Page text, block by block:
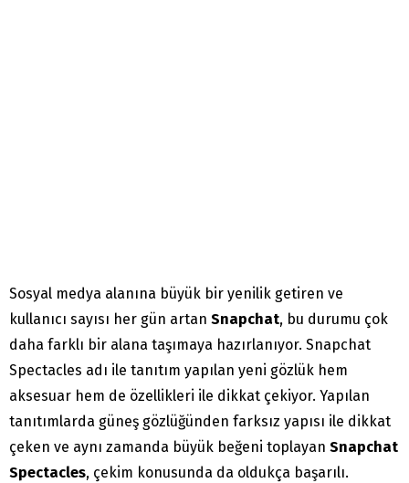
Sosyal medya alanına büyük bir yenilik getiren ve
kullanıcı sayısı her gün artan Snapchat, bu durumu çok
daha farklı bir alana taşımaya hazırlanıyor. Snapchat
Spectacles adı ile tanıtım yapılan yeni gözlük hem
aksesuar hem de özellikleri ile dikkat çekiyor. Yapılan
tanıtımlarda güneş gözlüğünden farksız yapısı ile dikkat
çeken ve aynı zamanda büyük beğeni toplayan Snapchat
Spectacles, çekim konusunda da oldukça başarılı.